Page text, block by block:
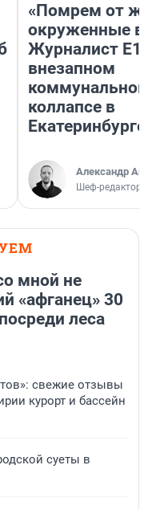
«Помрем от
окруженные
Журналист
внезапном
коммунальном
коллапсе в
Екатеринбурге.
Александр
Шеф-редактор
мной не
«афганец» 30
леса
свежие отзывы
курорт и бассейн
суеты в